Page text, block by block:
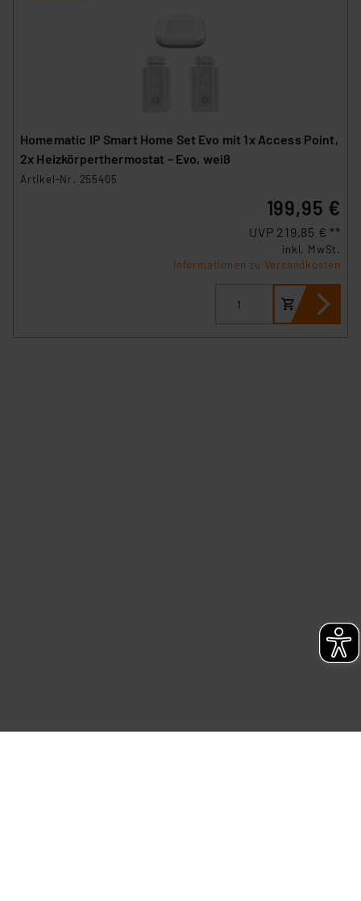
Homematic IP Smart Home Set Evo mit 1x Access Point,
2x Heizkörperthermostat – Evo, weiß
Artikel-Nr. 255405
199,95 €
UVP 219,85 € **
inkl. MwSt.
Informationen zu Versandkosten